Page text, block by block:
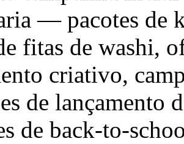
— pacotes de
fitas de washi,
criativo,
de lançamento
de back-to-